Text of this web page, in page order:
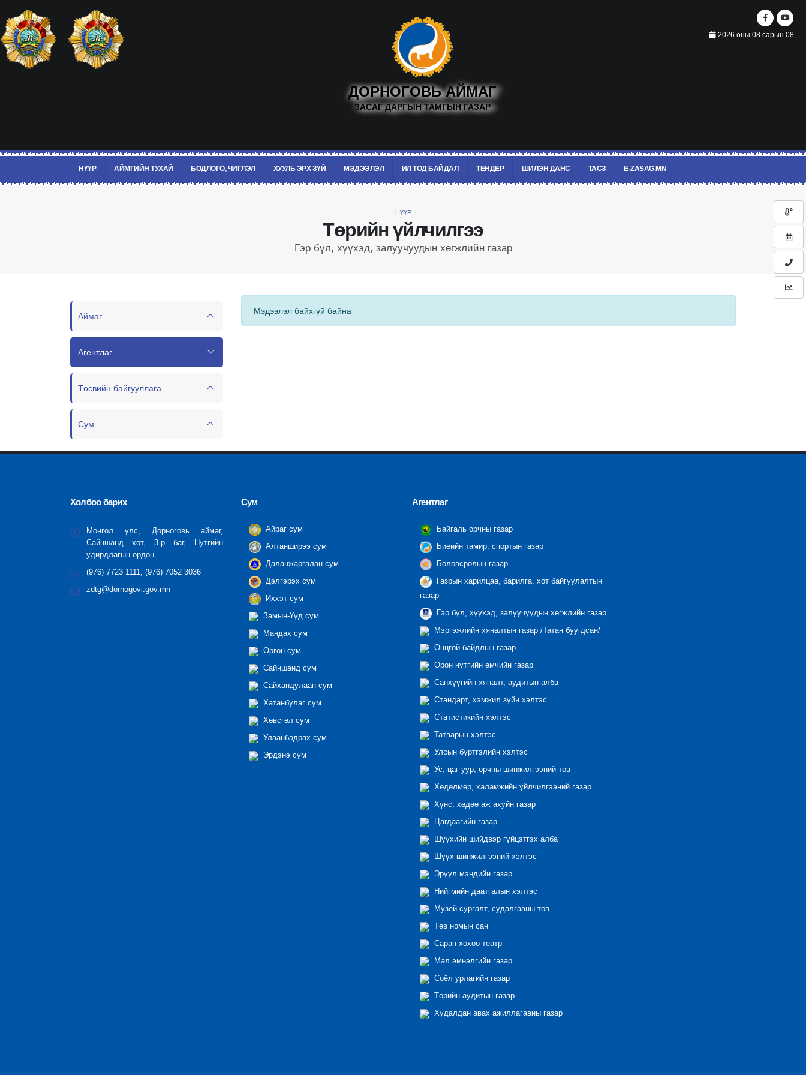
2026 оны 08 сарын 08
ДОРНОГОВЬ АЙМАГ
ЗАСАГ ДАРГЫН ТАМГЫН ГАЗАР
НҮҮР АЙМГИЙН ТУХАЙ БОДЛОГО, ЧИГЛЭЛ ХУУЛЬ ЭРХ ЗҮЙ МЭДЭЭЛЭЛ ИЛ ТОД БАЙДАЛ ТЕНДЕР ШИЛЭН ДАНС ТАСЗ E-ZASAG.MN
Төрийн үйлчилгээ
Гэр бүл, хүүхэд, залуучуудын хөгжлийн газар
НҮҮР
Аймаг
Агентлаг
Төсвийн байгууллага
Сум
Мэдээлэл байхгүй байна
Холбоо барих
Монгол улс, Дорноговь аймаг,
Сайншанд хот, 3-р баг, Нутгийн
удирдлагын ордон
(976) 7723 1111, (976) 7052 3036
zdtg@dornogovi.gov.mn
Сум
Айраг сум
Алтанширээ сум
Даланжаргалан сум
Дэлгэрэх сум
Иххэт сум
Замын-Үүд сум
Мандах сум
Өргөн сум
Сайншанд сум
Сайхандулаан сум
Хатанбулаг сум
Хөвсгөл сум
Улаанбадрах сум
Эрдэнэ сум
Агентлаг
Байгаль орчны газар
Биеийн тамир, спортын газар
Боловсролын газар
Газрын харилцаа, барилга, хот байгуулалтын
газар
Гэр бүл, хүүхэд, залуучуудын хөгжлийн газар
Мэргэжлийн хяналтын газар /Татан буугдсан/
Онцгой байдлын газар
Орон нутгийн өмчийн газар
Санхүүгийн хяналт, аудитын алба
Стандарт, хэмжил зүйн хэлтэс
Статистикийн хэлтэс
Татварын хэлтэс
Улсын бүртгэлийн хэлтэс
Ус, цаг уур, орчны шинжилгээний төв
Хөдөлмөр, халамжийн үйлчилгээний газар
Хүнс, хөдөө аж ахуйн газар
Цагдаагийн газар
Шүүхийн шийдвэр гүйцэтгэх алба
Шүүх шинжилгээний хэлтэс
Эрүүл мэндийн газар
Нийгмийн даатгалын хэлтэс
Музей сургалт, судалгааны төв
Төв номын сан
Саран хөхөө театр
Мал эмнэлгийн газар
Соёл урлагийн газар
Төрийн аудитын газар
Худалдан авах ажиллагааны газар